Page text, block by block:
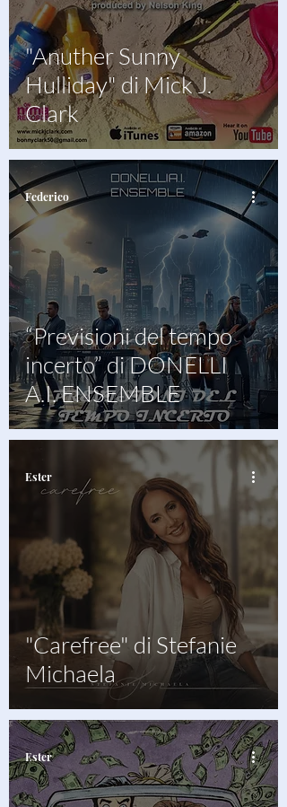
"Anuther Sunny
Hulliday" di Mick J.
Clark
“Previsioni del tempo
incerto” di DONELLI
A.I. ENSEMBLE
Federico
"Carefree" di Stefanie
Michaela
Ester
Ester